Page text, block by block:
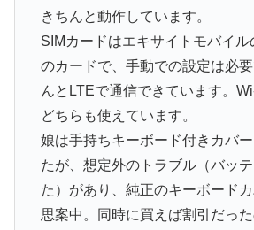
きちんと動作しています。
SIMカードはエキサイトモバイ
のカードで、手動での設定は必
んとLTEで通信できています。
どちらも使えています。
娘は手持ちキーボード付きカバ
たが、想定外のトラブル（バッ
た）があり、純正のキーボード
思案中。同時に買えば割引だった